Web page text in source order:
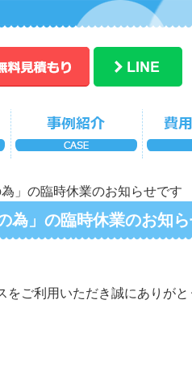
為」の臨時休業のお知らせです
為」の臨時休業のお知
をご利用いただき誠にありがと